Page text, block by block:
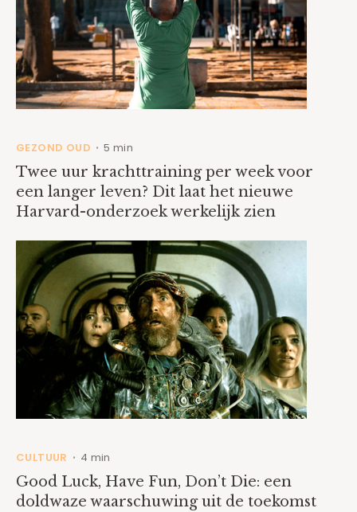
GEZOND OUD • 5 min
Twee uur krachttraining per week voor
een langer leven? Dit laat het nieuwe
Harvard-onderzoek werkelijk zien
CULTUUR • 4 min
Good Luck, Have Fun, Don’t Die: een
doldwaze waarschuwing uit de toekomst